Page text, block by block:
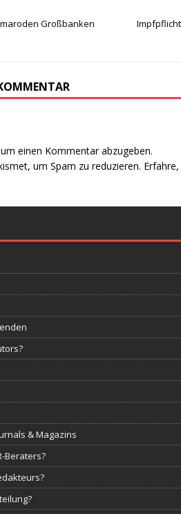
Großbanken
einen Kommentar abzugeben.
um Spam zu reduzieren.
& Magazins
Beraters?